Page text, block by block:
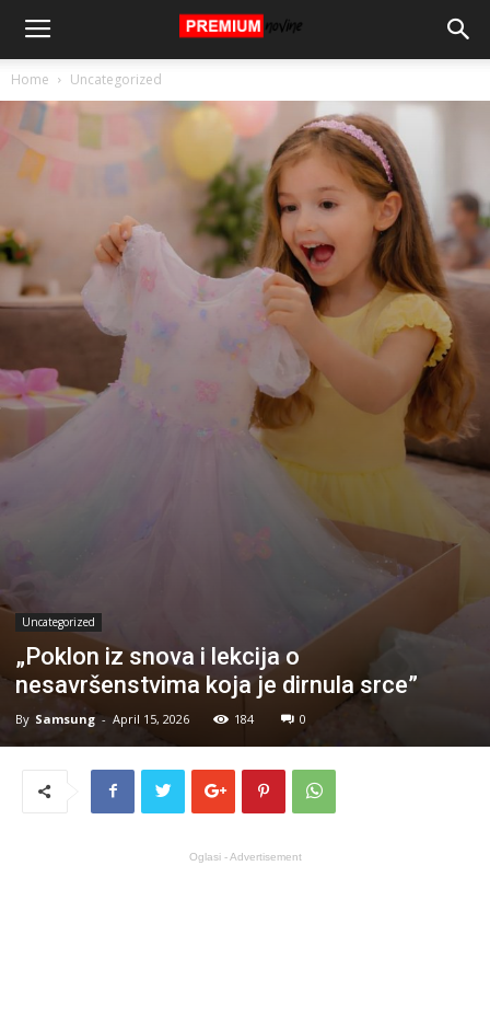
Home Uncategorized
Uncategorized
„Poklon iz snova i lekcija o
nesavršenstvima koja je dirnula srce”
By Samsung - April 15, 2026 184 0
Oglasi - Advertisement